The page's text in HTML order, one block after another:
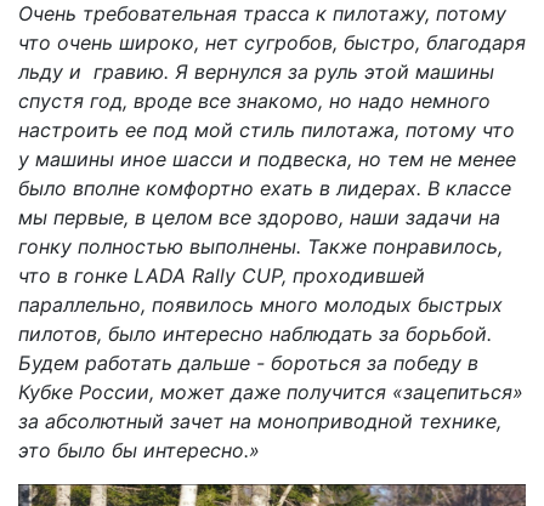
Очень требовательная трасса к пилотажу, потому
что очень широко, нет сугробов, быстро, благодаря
льду и гравию. Я вернулся за руль этой машины
спустя год, вроде все знакомо, но надо немного
настроить ее под мой стиль пилотажа, потому что
у машины иное шасси и подвеска, но тем не менее
было вполне комфортно ехать в лидерах. В классе
мы первые, в целом все здорово, наши задачи на
гонку полностью выполнены. Также понравилось,
что в гонке LADA Rally CUP, проходившей
параллельно, появилось много молодых быстрых
пилотов, было интересно наблюдать за борьбой.
Будем работать дальше - бороться за победу в
Кубке России, может даже получится «зацепиться»
за абсолютный зачет на моноприводной технике,
это было бы интересно.»